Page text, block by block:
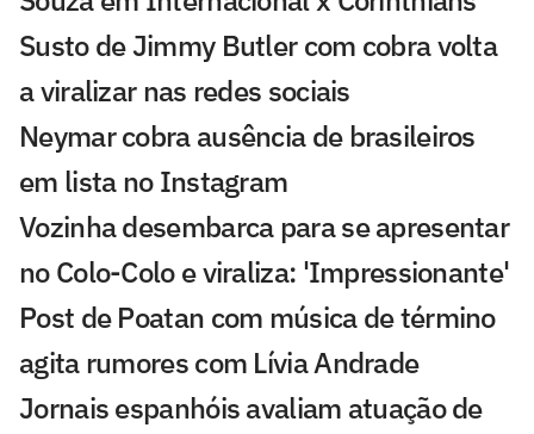
Susto de Jimmy Butler com cobra volta
a viralizar nas redes sociais
Neymar cobra ausência de brasileiros
em lista no Instagram
Vozinha desembarca para se apresentar
no Colo-Colo e viraliza: 'Impressionante'
Post de Poatan com música de término
agita rumores com Lívia Andrade
Jornais espanhóis avaliam atuação de